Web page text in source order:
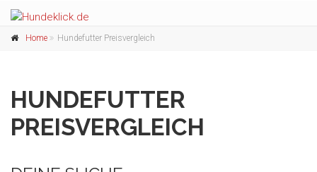
Home Hundefutter Preisvergleich
HUNDEFUTTER
PREISVERGLEICH